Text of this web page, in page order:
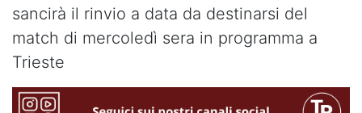
sancirà il rinvio a data da destinarsi del
match di mercoledì sera in programma a
Trieste